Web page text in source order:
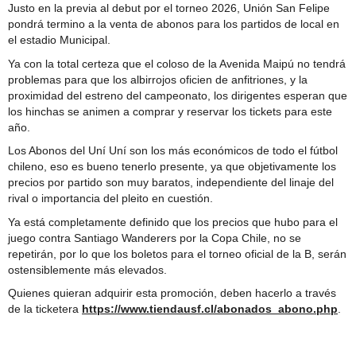
Comité Policial junto a Carabineros y PDI
Justo en la previa al debut por el torneo 2026, Unión San Felipe
pondrá termino a la venta de abonos para los partidos de local en
el estadio Municipal.
Ya con la total certeza que el coloso de la Avenida Maipú no tendrá
problemas para que los albirrojos oficien de anfitriones, y la
proximidad del estreno del campeonato, los dirigentes esperan que
los hinchas se animen a comprar y reservar los tickets para este
año.
Los Abonos del Uní Uní son los más económicos de todo el fútbol
chileno, eso es bueno tenerlo presente, ya que objetivamente los
precios por partido son muy baratos, independiente del linaje del
rival o importancia del pleito en cuestión.
Ya está completamente definido que los precios que hubo para el
juego contra Santiago Wanderers por la Copa Chile, no se
repetirán, por lo que los boletos para el torneo oficial de la B, serán
ostensiblemente más elevados.
Quienes quieran adquirir esta promoción, deben hacerlo a través
de la ticketera https://www.tiendausf.cl/abonados_abono.php